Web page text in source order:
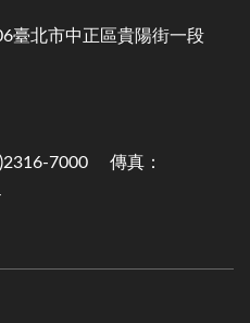
臺北市中正區貴陽街一段
7000 傳真：